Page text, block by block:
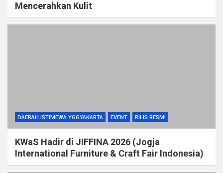
Mencerahkan Kulit
DAERAH ISTIMEWA YOGYAKARTA EVENT RILIS RESMI
KWaS Hadir di JIFFINA 2026 (Jogja
International Furniture & Craft Fair Indonesia)